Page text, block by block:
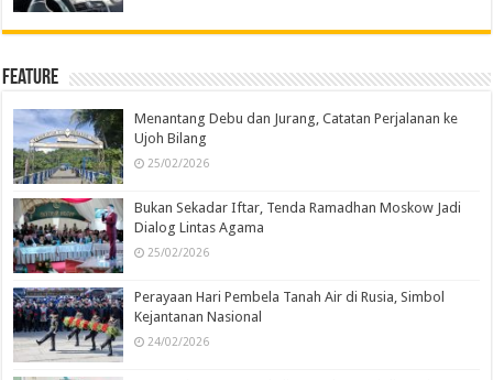
Feature
Menantang Debu dan Jurang, Catatan Perjalanan ke
Ujoh Bilang
25/02/2026
Bukan Sekadar Iftar, Tenda Ramadhan Moskow Jadi
Dialog Lintas Agama
25/02/2026
Perayaan Hari Pembela Tanah Air di Rusia, Simbol
Kejantanan Nasional
24/02/2026